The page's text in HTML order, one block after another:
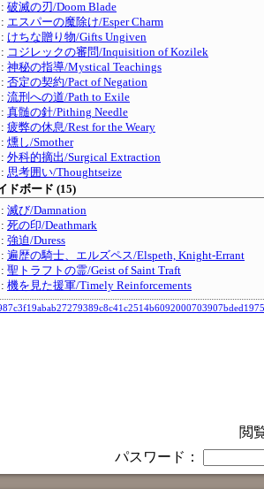
破滅の刃/Doom Blade
エスパーの魔除け/Esper Charm
けちな贈り物/Gifts Ungiven
コジレックの審問/Inquisition of Kozilek
神秘の指導/Mystical Teachings
否定の契約/Pact of Negation
流刑への道/Path to Exile
真髄の針/Pithing Needle
疲弊の休息/Rest for the Weary
燻し/Smother
外科的摘出/Surgical Extraction
思考囲い/Thoughtseize
ドボード (15)
滅び/Damnation
死の印/Deathmark
強迫/Duress
遍歴の騎士、エルズペス/Elspeth, Knight-Errant
聖トラフトの霊/Geist of Saint Traft
機を見た援軍/Timely Reinforcements
閲
パスワード：